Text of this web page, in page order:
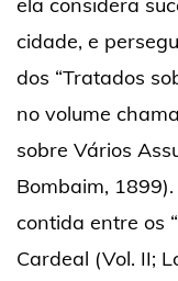
cidade, e
dos “Tratados
no volume
sobre Vários
Bombaim,
contida entre os
Cardeal (Vol. II;